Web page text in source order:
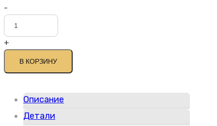
-
Количество
товара
Термопанель
Теннесси
2
+
В КОРЗИНУ
Описание
Детали